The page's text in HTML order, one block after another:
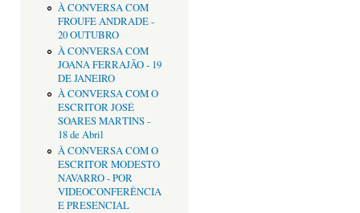
À CONVERSA COM
FROUFE ANDRADE -
20 OUTUBRO
À CONVERSA COM
JOANA FERRAJÃO - 19
DE JANEIRO
À CONVERSA COM O
ESCRITOR JOSÉ
SOARES MARTINS -
18 de Abril
À CONVERSA COM O
ESCRITOR MODESTO
NAVARRO - POR
VIDEOCONFERÊNCIA
E PRESENCIAL